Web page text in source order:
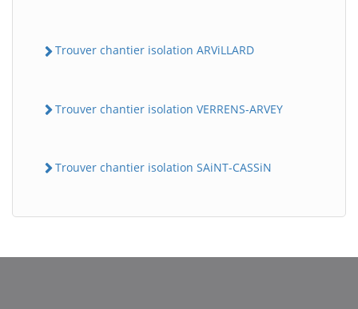
Trouver chantier isolation ARViLLARD
Trouver chantier isolation VERRENS-ARVEY
Trouver chantier isolation SAiNT-CASSiN
BatiWebPro